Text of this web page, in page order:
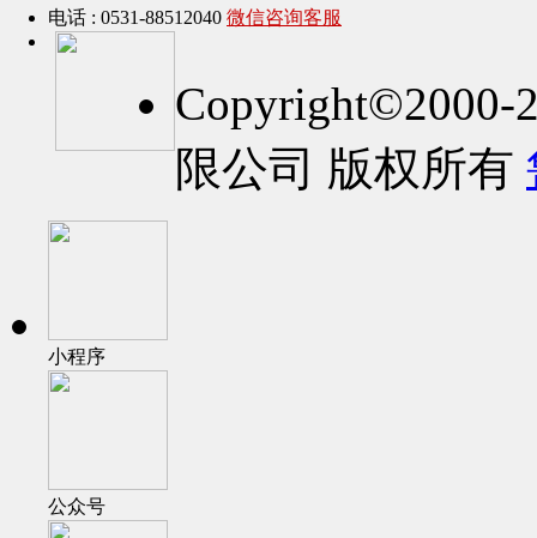
电话 : 0531-88512040 微信咨询客服
Copyright©2000-
限公司 版权所有
小程序
公众号